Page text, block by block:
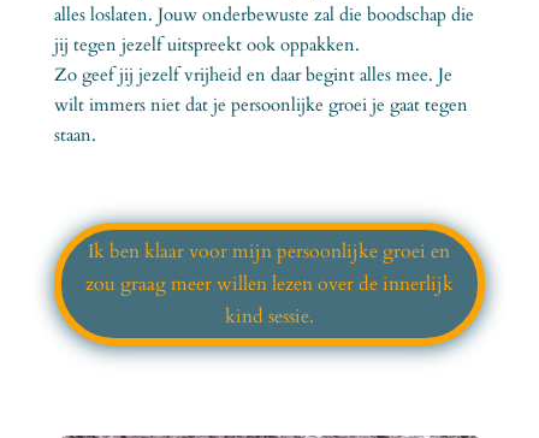
alles loslaten. Jouw onderbewuste zal die boodschap die
jij tegen jezelf uitspreekt ook oppakken.
Zo geef jij jezelf vrijheid en daar begint alles mee. Je
wilt immers niet dat je persoonlijke groei je gaat tegen
staan.
Ik ben klaar voor mijn persoonlijke groei en
zou graag meer willen lezen over de innerlijk
kind sessie.